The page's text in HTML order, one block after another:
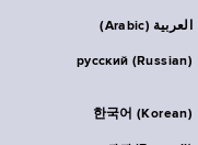
العربية (Arabic)
русский (Russian)
한국어 (Korean)